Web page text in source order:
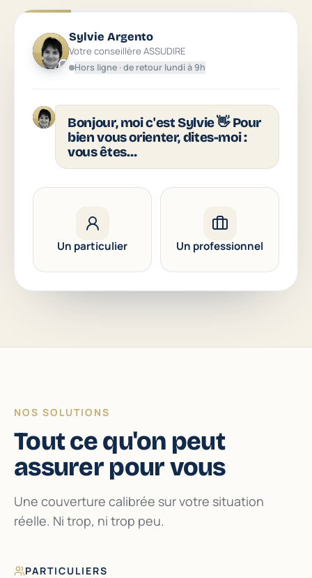
Sylvie Argento
Votre conseillère ASSUDIRE
Hors ligne · de retour lundi à 9h
Bonjour, moi c'est Sylvie 👋 Pour
bien vous orienter, dites-moi :
vous êtes…
Un particulier Un professionnel
NOS SOLUTIONS
Tout ce qu'on peut
assurer pour vous
Une couverture calibrée sur votre situation
réelle. Ni trop, ni trop peu.
PARTICULIERS